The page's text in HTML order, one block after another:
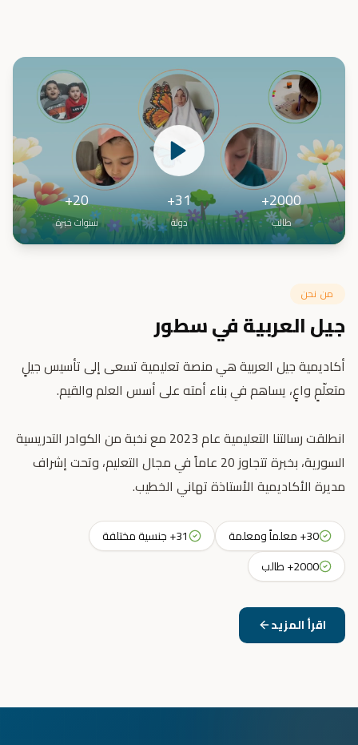
2000+
طالب
31+
دولة
20+
سنوات خبرة
من نحن
جيل العربية في سطور
أكاديمية جيل العربية هي منصة تعليمية تسعى إلى تأسيس جيلٍ
انطلقت رسالتنا التعليمية عام 2023 مع نخبة من الكوادر التدريسية
السورية، بخبرة تتجاوز 20 عاماً في مجال التعليم، وتحت إشراف
مديرة الأكاديمية الأستاذة تهاني الخطيب.
30+ معلماً ومعلمة
31+ جنسية مختلفة
2000+ طالب
اقرأ المزيد